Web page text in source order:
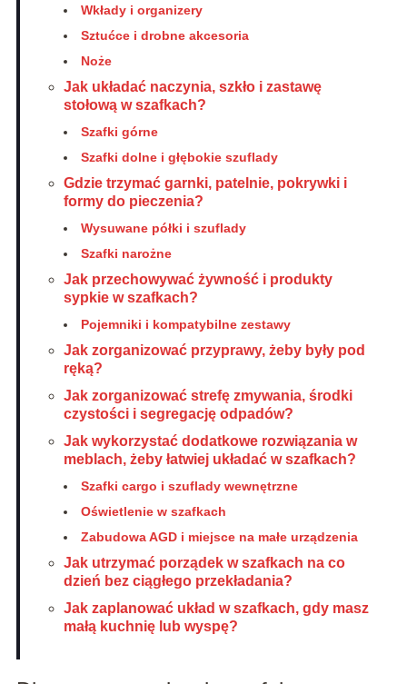
Wkłady i organizery
Sztućce i drobne akcesoria
Noże
Jak układać naczynia, szkło i zastawę
stołową w szafkach?
Szafki górne
Szafki dolne i głębokie szuflady
Gdzie trzymać garnki, patelnie, pokrywki i
formy do pieczenia?
Wysuwane półki i szuflady
Szafki narożne
Jak przechowywać żywność i produkty
sypkie w szafkach?
Pojemniki i kompatybilne zestawy
Jak zorganizować przyprawy, żeby były pod
ręką?
Jak zorganizować strefę zmywania, środki
czystości i segregację odpadów?
Jak wykorzystać dodatkowe rozwiązania w
meblach, żeby łatwiej układać w szafkach?
Szafki cargo i szuflady wewnętrzne
Oświetlenie w szafkach
Zabudowa AGD i miejsce na małe urządzenia
Jak utrzymać porządek w szafkach na co
dzień bez ciągłego przekładania?
Jak zaplanować układ w szafkach, gdy masz
małą kuchnię lub wyspę?